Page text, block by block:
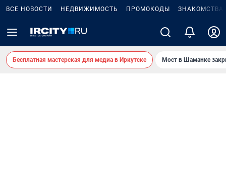
ВСЕ НОВОСТИ НЕДВИЖИМОСТЬ ПРОМОКОДЫ ЗНАКОМСТВА
Бесплатная мастерская для медиа в Иркутске Мост в Шаманке